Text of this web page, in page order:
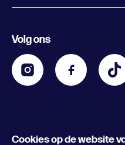
Cookies op de website
Contact
Zakelijk
Kids
Volg ons